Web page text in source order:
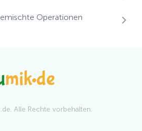
Operationen
Alle Rechte vorbehalten.